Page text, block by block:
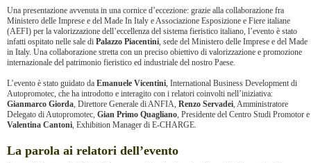
Una presentazione avvenuta in una cornice d’eccezione: grazie alla collaborazione fra
Ministero delle Imprese e del Made In Italy e Associazione Esposizione e Fiere italiane
(AEFI) per la valorizzazione dell’eccellenza del sistema fieristico italiano, l’evento è stato
infatti ospitato nelle sale di Palazzo Piacentini, sede del Ministero delle Imprese e del Made
in Italy. Una collaborazione stretta con un preciso obiettivo di valorizzazione e promozione
internazionale del patrimonio fieristico ed industriale del nostro Paese.
L’evento è stato guidato da Emanuele Vicentini, International Business Development di
Autopromotec, che ha introdotto e interagito con i relatori coinvolti nell’iniziativa:
Gianmarco Giorda, Direttore Generale di ANFIA, Renzo Servadei, Amministratore
Delegato di Autopromotec, Gian Primo Quagliano, Presidente del Centro Studi Promotor e
Valentina Cantoni, Exhibition Manager di E-CHARGE.
La parola ai relatori dell’evento